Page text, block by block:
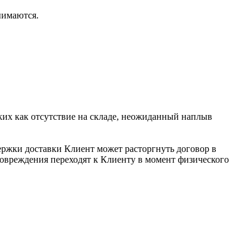
как отсутствие на складе, неожиданный наплыв
доставки Клиент может расторгнуть договор в
переходят к Клиенту в момент физического